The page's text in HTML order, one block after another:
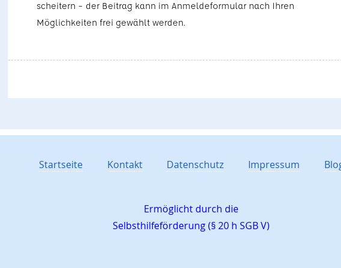
scheitern – der Beitrag kann im Anmeldeformular nach Ihren
Möglichkeiten frei gewählt werden.
Startseite Kontakt Datenschutz Impressum
Ermöglicht durch die
Selbsthilfeförderung (§ 20 h SGB V)